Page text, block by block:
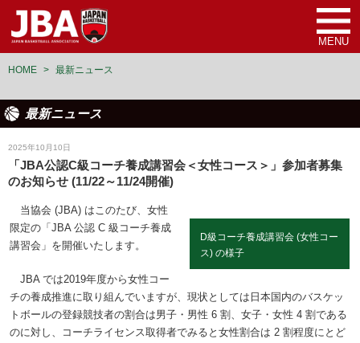
MENU
HOME > 最新ニュース
最新ニュース
2025年10月10日
「JBA公認C級コーチ養成講習会＜女性コース＞」参加者募集
のお知らせ (11/22～11/24開催)
D級コーチ養成講習会 (女性コー
ス) の様子
当協会 (JBA) はこのたび、女性
限定の「JBA 公認 C 級コーチ養成
講習会」を開催いたします。
JBA では2019年度から女性コー
チの養成推進に取り組んでいますが、現状としては日本国内のバスケッ
トボールの登録競技者の割合は男子・男性 6 割、女子・女性 4 割である
のに対し、コーチライセンス取得者でみると女性割合は 2 割程度にとど